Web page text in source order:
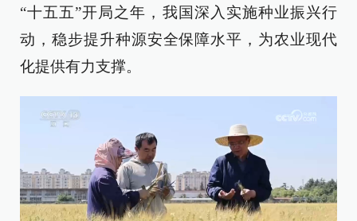
“十五五”开局之年，我国深入实施种业振兴行
动，稳步提升种源安全保障水平，为农业现代
化提供有力支撑。